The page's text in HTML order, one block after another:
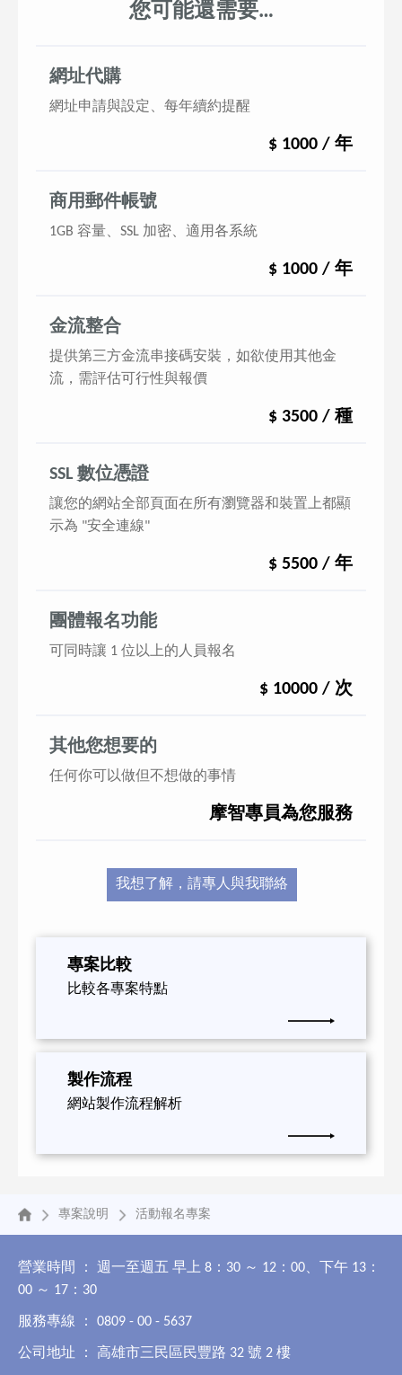
您可能還需要…
網址代購
網址申請與設定、每年續約提醒
$ 1000 / 年
商用郵件帳號
1GB 容量、SSL 加密、適用各系統
$ 1000 / 年
金流整合
提供第三方金流串接碼安裝，如欲使用其他金
流，需評估可行性與報價
$ 3500 / 種
SSL 數位憑證
讓您的網站全部頁面在所有瀏覽器和裝置上都顯
示為 "安全連線"
$ 5500 / 年
團體報名功能
可同時讓 1 位以上的人員報名
$ 10000 / 次
其他您想要的
任何你可以做但不想做的事情
摩智專員為您服務
我想了解，請專人與我聯絡
專案比較
比較各專案特點
製作流程
網站製作流程解析
專案說明 活動報名專案
營業時間 ： 週一至週五 早上 8：30 ～ 12：00、下午 13：
00 ～ 17：30
服務專線 ： 0809 - 00 - 5637
公司地址 ： 高雄市三民區民豐路 32 號 2 樓